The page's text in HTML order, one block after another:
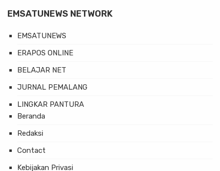
EMSATUNEWS NETWORK
EMSATUNEWS
ERAPOS ONLINE
BELAJAR NET
JURNAL PEMALANG
LINGKAR PANTURA
Beranda
Redaksi
Contact
Kebijakan Privasi